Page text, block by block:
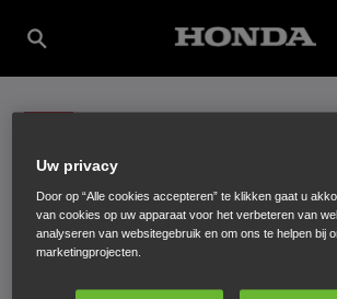
BEDANKT
We nemen spoedig
Uw privacy
Door op “Alle cookies accepteren” te klikken gaat u
van cookies op uw apparaat voor het verbeteren van
analyseren van websitegebruik en om ons te helpen bij
marketingprojecten.